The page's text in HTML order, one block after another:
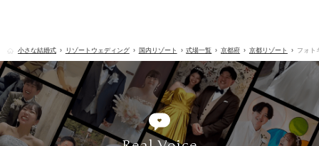
小さな結婚式 リゾートウェディング 国内リゾート 式場一覧 京都府 京都リゾート フォト